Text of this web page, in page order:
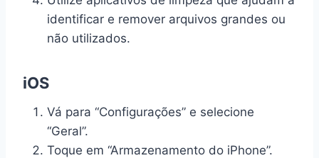
identificar e remover arquivos grandes ou
não utilizados.
iOS
Vá para “Configurações” e selecione
“Geral”.
Toque em “Armazenamento do iPhone”.